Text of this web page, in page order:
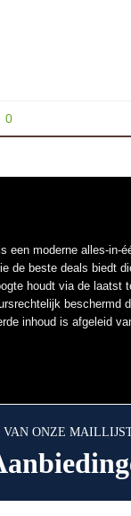
0
een moderne alles-in-
de beste deals biedt
houdt via de laatst
beschermd
inhoud is afgeleid
ONZE